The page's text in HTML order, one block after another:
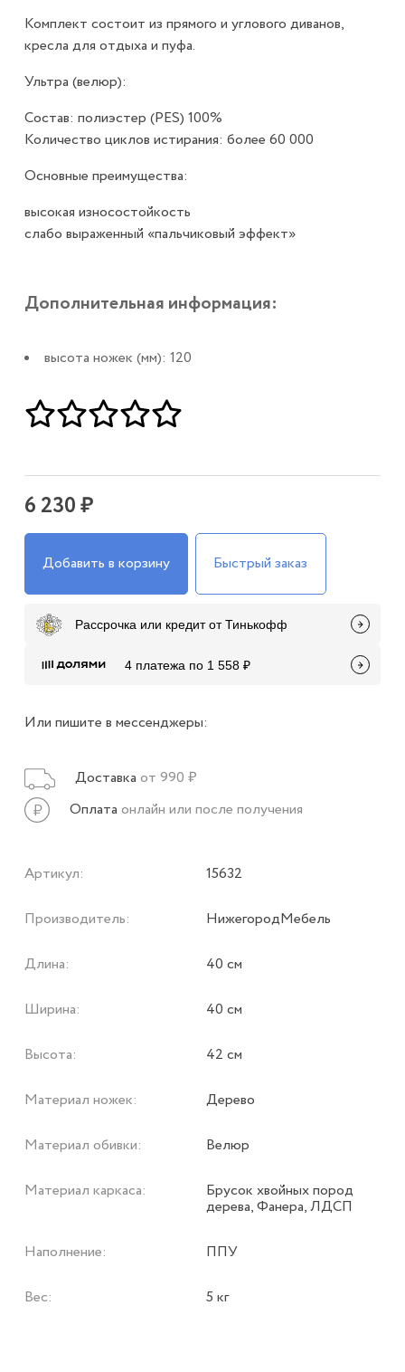
Комплект состоит из прямого и углового диванов,
кресла для отдыха и пуфа.
Ультра (велюр):
Состав: полиэстер (PES) 100%
Количество циклов истирания: более 60 000
Основные преимущества:
высокая износостойкость
слабо выраженный «пальчиковый эффект»
Дополнительная информация:
высота ножек (мм): 120
6 230 ₽
Добавить в корзину Быстрый заказ
Рассрочка или кредит от Тинькофф
4 платежа по 1 558 ₽
Или пишите в мессенджеры:
Доставка от 990 ₽
Оплата онлайн или после получения
Артикул: 15632
Производитель: НижегородМебель
Длина: 40 см
Ширина: 40 см
Высота: 42 см
Материал ножек: Дерево
Материал обивки: Велюр
Материал каркаса: Брусок хвойных пород
дерева, Фанера, ЛДСП
Наполнение: ППУ
Вес: 5 кг